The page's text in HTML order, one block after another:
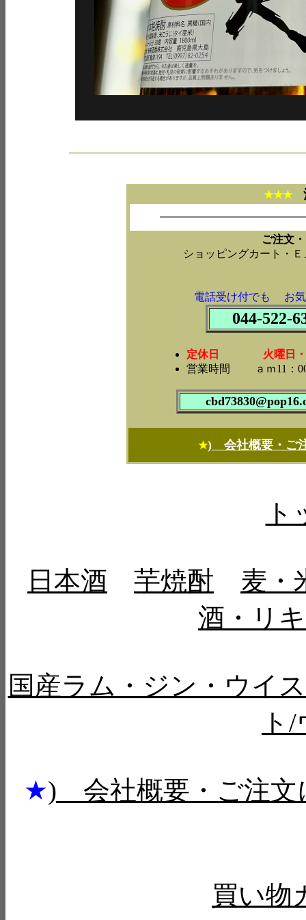
★★★
ご注文
ショッピングカート・
電話受け付でも お気
044-522-
定休日 火曜日・
営業時間 ａｍ11：00
★) 会社概要・ご
日本酒 芋焼酎
麦・
酒・リ
国産ラム・ジン・ウイ
ト
★) 会社概要・ご注
買い物